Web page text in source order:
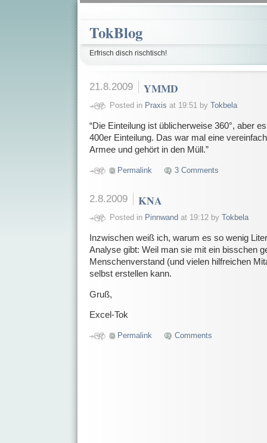
TokBlog
Erfrisch disch rischtisch!
21.8.2009 YMMD
Posted in Praxis at 19:51 by Tokbela
“Die Einteilung ist üblicherweise 360°, aber
400er Einteilung. Das war mal eine
Armee und gehört in den Müll.”
Permalink 3 Comments
2.8.2009 KNA
Posted in Pinnwandat 19:12 by Tokbela
Inzwischen weiß ich, warum es so wenig
Analyse gibt: Weil man sie mit ein bisschen
Menschenverstand (und vielen hilfreichen
selbst erstellen kann.
Gruß,
Excel-Tok
Permalink Comments